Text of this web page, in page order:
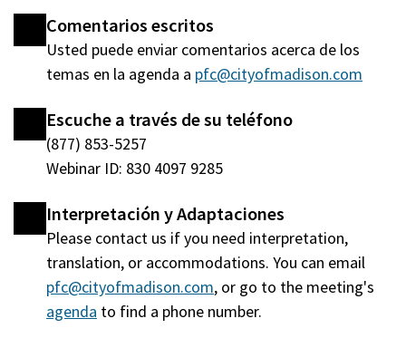
ventana)
Comentarios escritos
Usted puede enviar comentarios acerca de los
temas en la agenda a pfc@cityofmadison.com
Escuche a través de su teléfono
(877) 853-5257
Webinar ID: 830 4097 9285
Interpretación y Adaptaciones
Please contact us if you need interpretation,
translation, or accommodations. You can email
pfc@cityofmadison.com, or go to the meeting's
agenda (abre
to find a phone number.